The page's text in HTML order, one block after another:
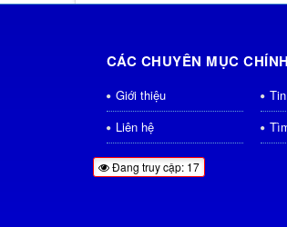
CÁC CHUYÊN MỤC CHÍNH
Giới thiệu
Liên hệ
Đang truy cập: 17